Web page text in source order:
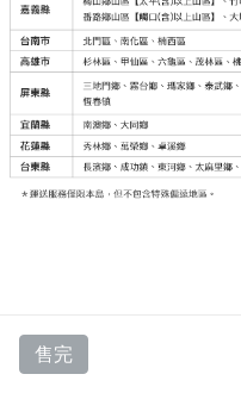
售完
產品規格